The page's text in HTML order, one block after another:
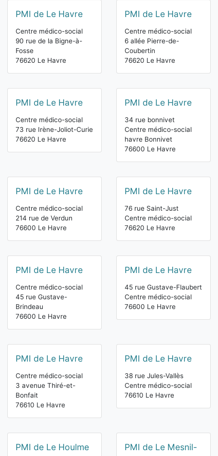
PMI de Le Havre
Centre médico-social
90 rue de la Bigne-à-
Fosse
76620 Le Havre
PMI de Le Havre
Centre médico-social
6 allée Pierre-de-
Coubertin
76620 Le Havre
PMI de Le Havre
Centre médico-social
73 rue Irène-Joliot-Curie
76620 Le Havre
PMI de Le Havre
34 rue bonnivet
Centre médico-social
havre Bonnivet
76600 Le Havre
PMI de Le Havre
Centre médico-social
214 rue de Verdun
76600 Le Havre
PMI de Le Havre
76 rue Saint-Just
Centre médico-social
76620 Le Havre
PMI de Le Havre
Centre médico-social
45 rue Gustave-
Brindeau
76600 Le Havre
PMI de Le Havre
45 rue Gustave-Flaubert
Centre médico-social
76600 Le Havre
PMI de Le Havre
Centre médico-social
3 avenue Thiré-et-
Bonfait
76610 Le Havre
PMI de Le Havre
38 rue Jules-Vallès
Centre médico-social
76610 Le Havre
PMI de Le Houlme
PMI de Le Mesnil-